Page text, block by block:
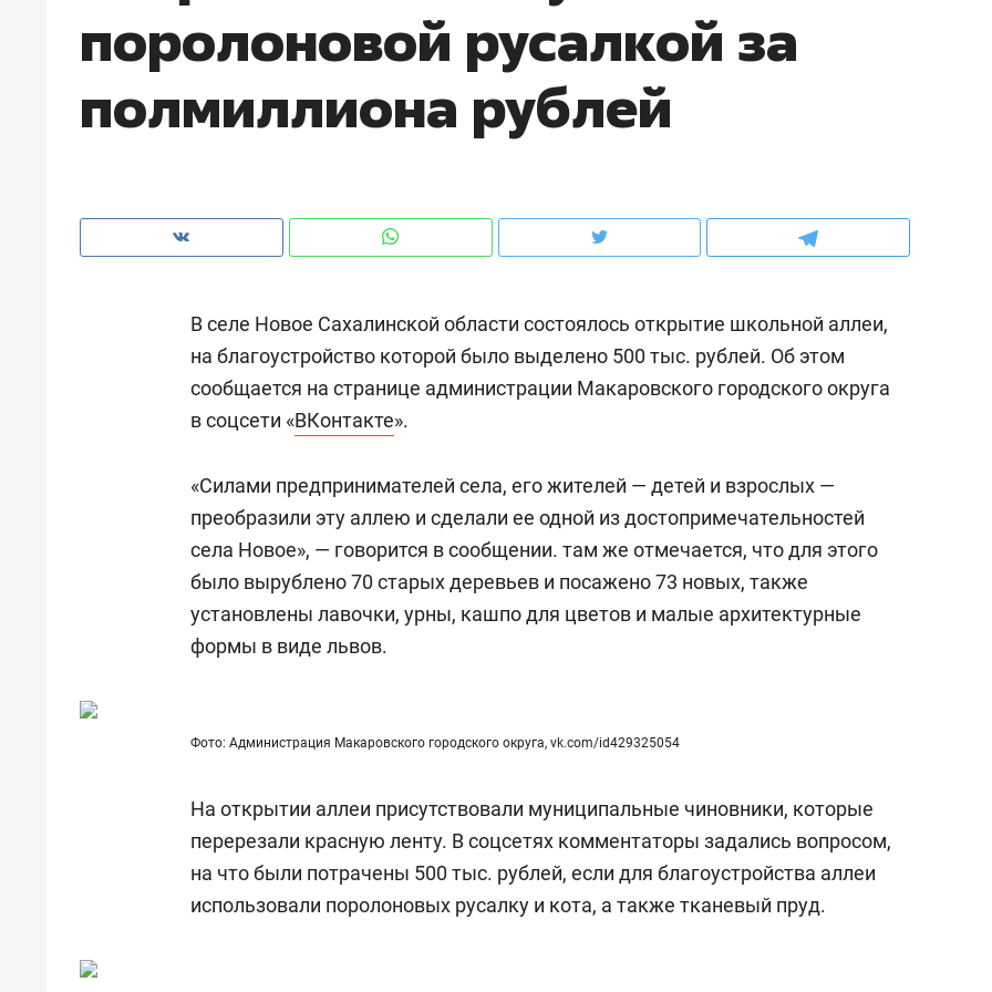
поролоновой русалкой за
полмиллиона рублей
В селе Новое Сахалинcкой области состоялось открытие школьной аллеи,
на благоустройство которой было выделено 500 тыс. рублей. Об этом
сообщается на странице администрации Макаровского городского округа
в соцсети «ВКонтакте».
«Силами предпринимателей села, его жителей — детей и взрослых —
преобразили эту аллею и сделали ее одной из достопримечательностей
села Новое», — говорится в сообщении. там же отмечается, что для этого
было вырублено 70 старых деревьев и посажено 73 новых, также
установлены лавочки, урны, кашпо для цветов и малые архитектурные
формы в виде львов.
Фото: Администрация Макаровского городского округа, vk.com/id429325054
На открытии аллеи присутствовали муниципальные чиновники, которые
перерезали красную ленту. В соцсетях комментаторы задались вопросом,
на что были потрачены 500 тыс. рублей, если для благоустройства аллеи
использовали поролоновых русалку и кота, а также тканевый пруд.
рынки, почему надо знать аксакалов и
чем интересен Оман?
Дизайнер-прораб Наталья
с мебелью за 2 миллиона –
для меня это челлендж!»
Рекомендуем
самостоятельности за 18
дней
Рекомендуем
с минбара – буду
с вершины горы»